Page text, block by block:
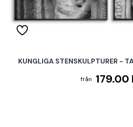
KUNGLIGA STENSKULPTURER -
179.00